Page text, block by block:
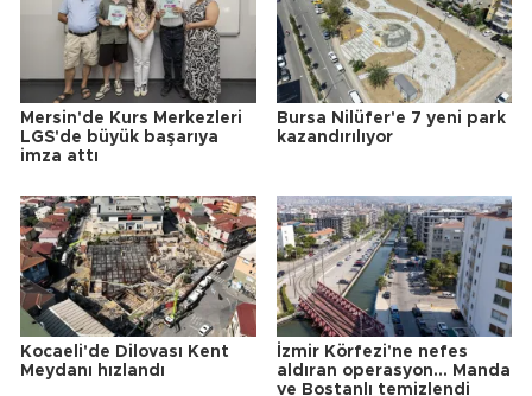
Mersin'de Kurs Merkezleri
LGS'de büyük başarıya
imza attı
Bursa Nilüfer'e 7 yeni park
kazandırılıyor
Kocaeli'de Dilovası Kent
Meydanı hızlandı
İzmir Körfezi'ne nefes
aldıran operasyon... Manda
ve Bostanlı temizlendi